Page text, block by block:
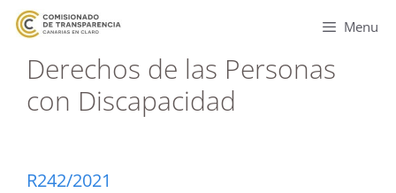
Menu
Derechos de las Personas
con Discapacidad
R242/2021